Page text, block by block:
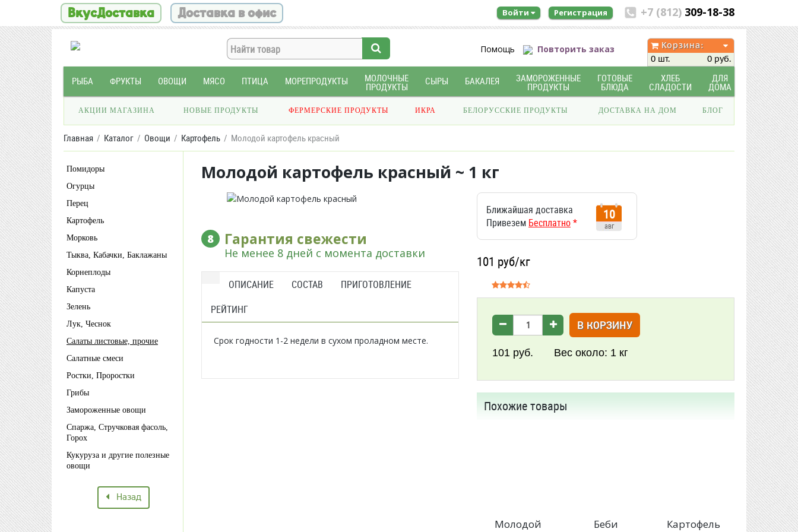
ВкусДоставка Доставка в офис +7 (812) 309-18-38
Войти Регистрация
Помощь Повторить заказ
Корзина:
0 шт.
0 руб.
РЫБА ФРУКТЫ ОВОЩИ МЯСО ПТИЦА МОРЕПРОДУКТЫ МОЛОЧНЫЕ
ПРОДУКТЫ
СЫРЫ БАКАЛЕЯ ЗАМОРОЖЕННЫЕ
ПРОДУКТЫ
ГОТОВЫЕ
БЛЮДА
ХЛЕБ
СЛАДОСТИ
ДЛЯ
ДОМА
АКЦИИ МАГАЗИНА НОВЫЕ ПРОДУКТЫ ФЕРМЕРСКИЕ ПРОДУКТЫ ИКРА БЕЛОРУССКИЕ ПРОДУКТЫ ДОСТАВКА НА ДОМ БЛОГ
Главная Каталог Овощи Картофель Молодой картофель красный
Помидоры
Огурцы
Перец
Картофель
Морковь
Тыква, Кабачки, Баклажаны
Корнеплоды
Капуста
Зелень
Лук, Чеснок
Салаты листовые, прочие
Салатные смеси
Ростки, Проростки
Грибы
Замороженные овощи
Спаржа, Стручковая фасоль,
Горох
Кукуруза и другие полезные
овощи
Назад
Молодой картофель красный ~ 1 кг
8 Гарантия свежести
Не менее 8 дней с момента доставки
ОПИСАНИЕ СОСТАВ
ПРИГОТОВЛЕНИЕ
РЕЙТИНГ
Срок годности 1-2 недели в сухом проладном месте.
Ближайшая доставка
Привезем Бесплатно*
10
авг
101 руб/кг
В КОРЗИНУ
101 руб. Вес около: 1 кг
Похожие товары
Молодой
Беби
Картофель